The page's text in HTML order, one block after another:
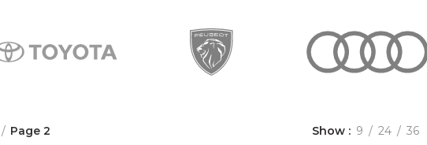
Page 2 Show 9 24 36